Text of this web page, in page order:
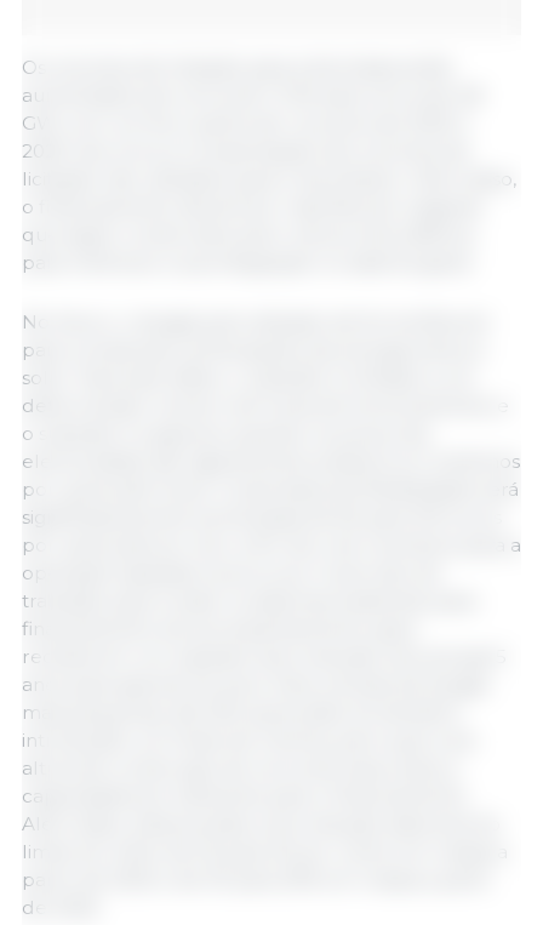
Os volumes de licitação para a biomassa serão
aumentados de cerca de 2 GW para cerca de 2,8
GW, com um foco particular nos anos de 2025 e
2026. Isto inclui a compensação dos volumes de
licitação não utilizados para o biometano. Além disso,
o financiamento deverá ser mais flexível, exigindo
que sejam construídos pelo menos três edifícios
para melhorar a sua integração no sistema geral.
No futuro, o biogás será utilizado de forma flexível
para compensar as flutuações da energia eólica e
solar. Para este efeito, o subsídio é limitado a um
determinado número de horas de funcionamento e
o subsídio é suspenso quando os preços da
electricidade são ligeiramente positivos (≤ 2 cêntimos
por quilowatt-hora). A sobretaxa de flexibilidade será
significativamente aumentada de 65 para 100 euros
por quilowatt por ano, a fim de criar incentivos para a
operação baseada na procura. O período de
transição para mudar os sistemas existentes para
financiamento de acompanhamento após
receberem um subsídio será reduzido dos actuais 5
anos para apenas 3,5 anos. Para centrais de biogás
mais pequenas, até 350 quilowatts, foi também
introduzido um limite de minimis, pelo qual uma
altura de construção de cerca de duas vezes a
capacidade já é suficiente para o financiamento.
Além disso, está prevista uma redução adicional do
limite do milho de 35 para 30 por cento em massa a
partir de 2025 e de 30 para 25% em massa a partir
de 2026.